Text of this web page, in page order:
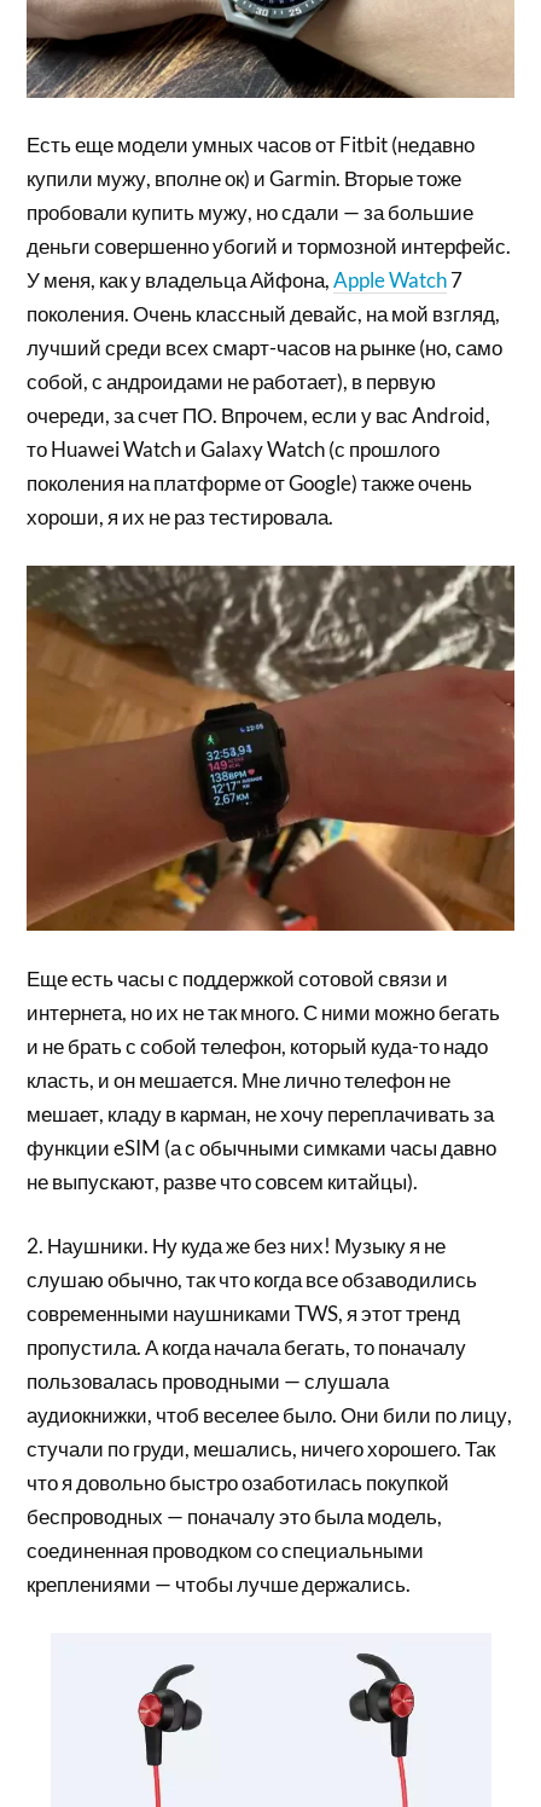
Есть еще модели умных часов от Fitbit (недавно
купили мужу, вполне ок) и Garmin. Вторые тоже
пробовали купить мужу, но сдали — за большие
деньги совершенно убогий и тормозной интерфейс.
У меня, как у владельца Айфона,Apple Watch7
поколения. Очень классный девайс, на мой взгляд,
лучший среди всех смарт-часов на рынке (но, само
собой, с андроидами не работает), в первую
очереди, за счет ПО. Впрочем, если у вас Android,
то Huawei Watch и Galaxy Watch (с прошлого
поколения на платформе от Google) также очень
хороши, я их не раз тестировала.
Еще есть часы с поддержкой сотовой связи и
интернета, но их не так много. С ними можно бегать
и не брать с собой телефон, который куда-то надо
класть, и он мешается. Мне лично телефон не
мешает, кладу в карман, не хочу переплачивать за
функции eSIM (а с обычными симками часы давно
не выпускают, разве что совсем китайцы).
2. Наушники. Ну куда же без них! Музыку я не
слушаю обычно, так что когда все обзаводились
современными наушниками TWS, я этот тренд
пропустила. А когда начала бегать, то поначалу
пользовалась проводными — слушала
аудиокнижки, чтоб веселее было. Они били по лицу,
стучали по груди, мешались, ничего хорошего. Так
что я довольно быстро озаботилась покупкой
беспроводных — поначалу это была модель,
соединенная проводком со специальными
креплениями — чтобы лучше держались.